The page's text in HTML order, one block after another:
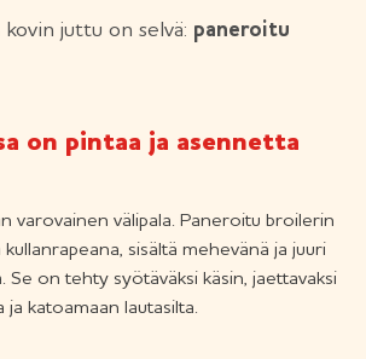
juttu on selvä: paneroitu
on pintaa ja asennetta
varovainen välipala. Paneroitu broilerin
sisältä mehevänä ja juuri
Se on tehty syötäväksi käsin, jaettavaksi
ja katoamaan lautasilta.